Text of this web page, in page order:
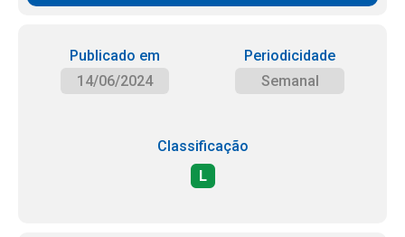
Publicado em
14/06/2024
Periodicidade
Semanal
Classificação
L